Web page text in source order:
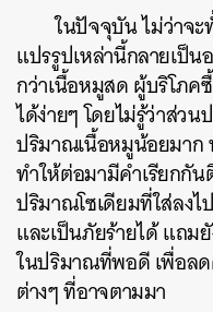
ในปัจจุบันไม่ว่าจ
แปรรูปเหล่านี้กลายเป็น
กว่าเนื้อหมูสดผู้บริโภค
ได้ง่ายๆโดยไม่รู้ว่าส่วน
ปริมาณเนื้อหมูน้อยมาก
ทำให้ต่อมามีคำเรียกกั
ปริมาณโซเดียมที่ใส่ลง
และเป็นภัยร้ายได้ แถม
ในปริมาณที่พอดี เพื่อลด
ต่างๆที่อาจตามมา